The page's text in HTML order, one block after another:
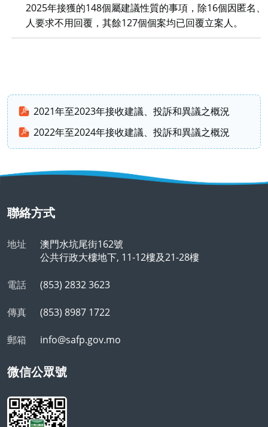
2025年接獲的148個屬建議性質的事項，除16個因匿名
人要求不用回覆，其餘127個個案均已回覆立案人。
2021年至2023年接收建議、投訴和異議之概況
2022年至2024年接收建議、投訴和異議之概況
聯絡方式
地址
澳門水坑尾街162號
公共行政大樓地下, 11-12樓及21-28樓
電話 (853) 2832 3623
傳真 (853) 8987 1722
郵箱 info@safp.gov.mo
微信公眾號